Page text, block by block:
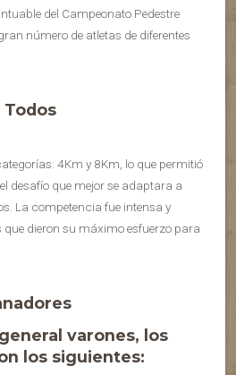
del Campeonato Pedestre
número de atletas de diferentes
Todos
4Km y 8Km, lo que permitió
desafío que mejor se adaptara a
La competencia fue intensa y
dieron su máximo esfuerzo para
varones, los
los siguientes: